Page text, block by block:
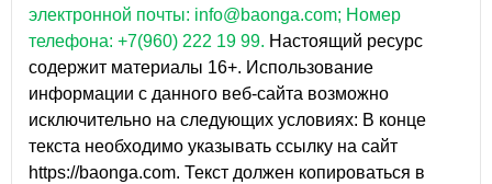
электронной почты: info@baonga.com; Номер
телефона: +7(960) 222 19 99. Настоящий ресурс
содержит материалы 16+. Использование
информации с данного веб-сайта возможно
исключительно на следующих условиях: В конце
текста необходимо указывать ссылку на сайт
https://baonga.com. Текст должен копироваться в